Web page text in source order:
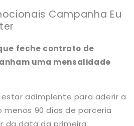
Campanha Eu
feche contrato de
uma mensalidade
estar adimplente para aderir a
90 dias de parceria